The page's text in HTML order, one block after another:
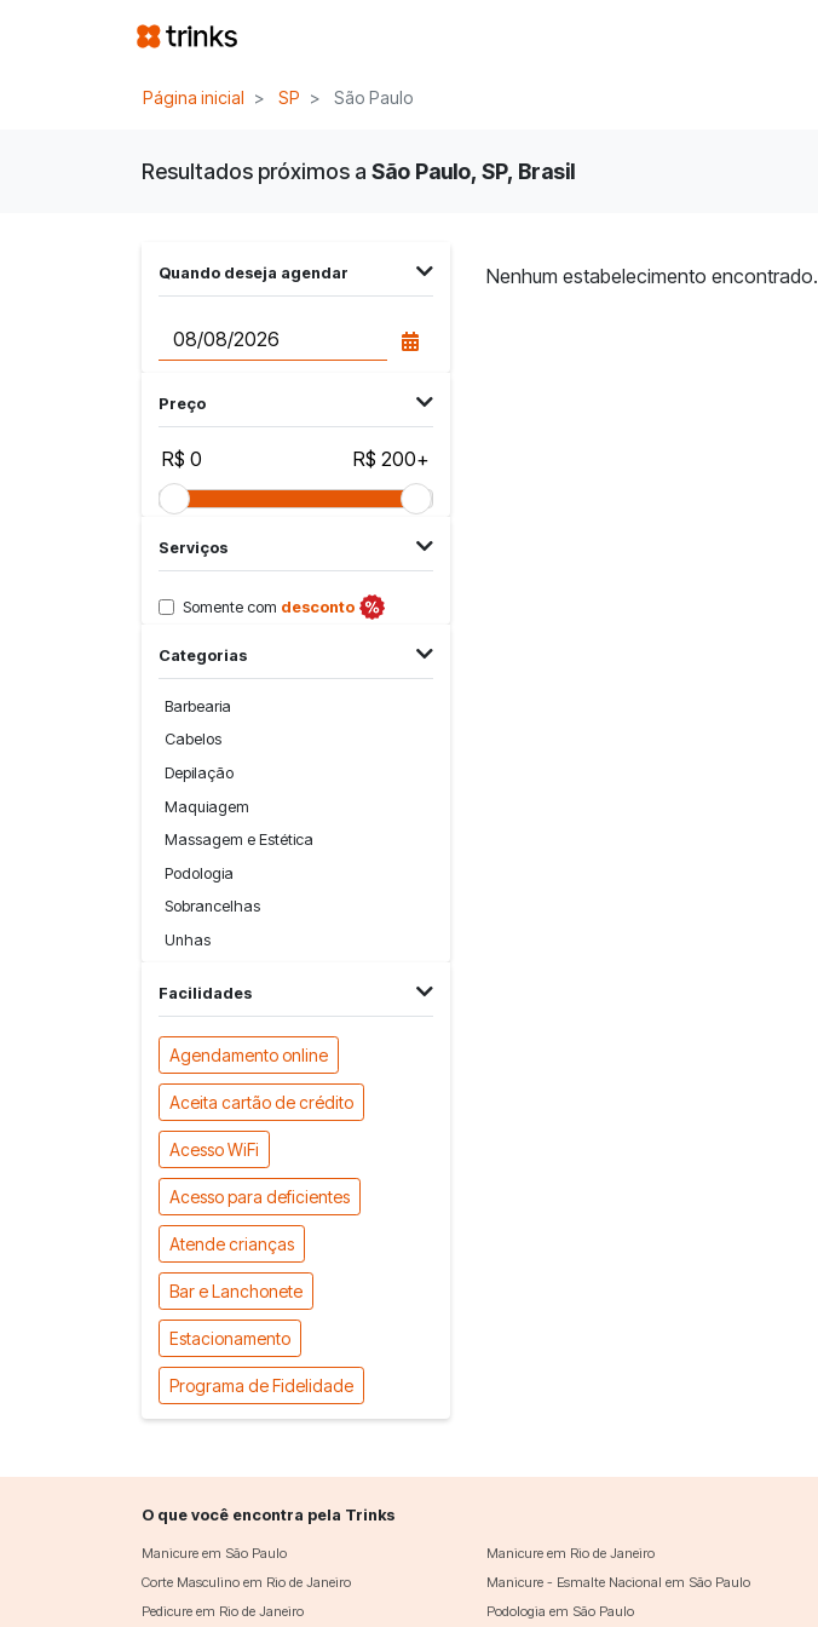
Página inicial SP São Paulo
Resultados próximos a São Paulo, SP, Brasil
Quando deseja agendar
Preço
R$ 0 R$ 200+
Serviços
Somente com desconto
Categorias
Barbearia
Cabelos
Depilação
Maquiagem
Massagem e Estética
Podologia
Sobrancelhas
Unhas
Facilidades
Agendamento online
Aceita cartão de crédito
Acesso WiFi
Acesso para deficientes
Atende crianças
Bar e Lanchonete
Estacionamento
Programa de Fidelidade
Nenhum estabelecimento encontrado.
O que você encontra pela Trinks
Manicure em São Paulo Manicure em Rio de Janeiro
Corte Masculino em Rio de Janeiro
Manicure - Esmalte Nacional em São Paulo
Pedicure em Rio de Janeiro
Podologia em São Paulo